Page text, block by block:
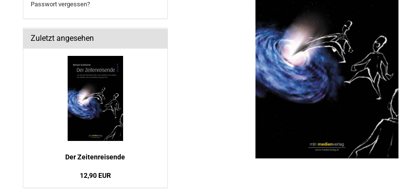
Passwort vergessen?
Zuletzt angesehen
Der Zei­ten­rei­sen­de
12,90 EUR